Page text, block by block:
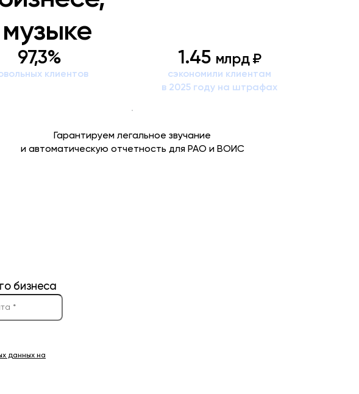
97,3%
клиентов
1.45 млрд ₽
сэкономили клиентам
в 2025 году на штрафах
Гарантируем легальное звучание
и автоматическую отчетность для РАО и ВОИС
бизнеса
данных на